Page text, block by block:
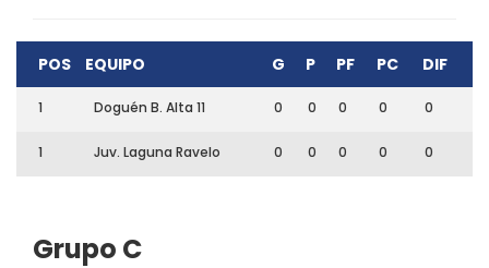
POS EQUIPO G P PF PC DIF
1 Doguén B. Alta 11 0 0 0 0 0
1 Juv. Laguna Ravelo 0 0 0 0 0
Grupo C